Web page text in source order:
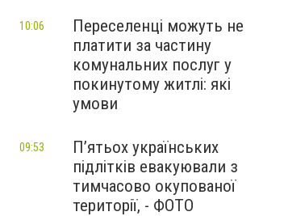
Переселенці можуть не
платити за частину
комунальних послуг у
покинутому житлі: які
умови
10:06
П’ятьох українських
підлітків евакуювали з
тимчасово окупованої
території, - ФОТО
09:53